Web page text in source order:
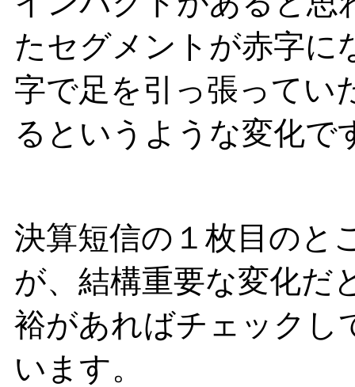
たセグメントが赤字に
字で足を引っ張ってい
るというような変化で
決算短信の１枚目のと
が、結構重要な変化だ
裕があればチェックし
います。